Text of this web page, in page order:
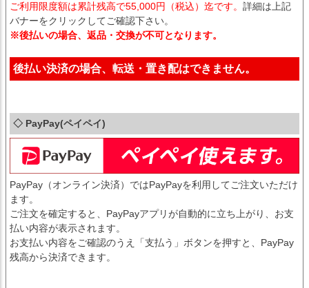
ご利用限度額は累計残高で55,000円（税込）迄です。 詳細は上記
バナーをクリックしてご確認下さい。
※後払いの場合、返品・交換が不可となります。
後払い決済の場合、転送・置き配はできません。
◇ PayPay(ペイペイ)
PayPay（オンライン決済）ではPayPayを利用してご注文いただけ
ます。
ご注文を確定すると、PayPayアプリが自動的に立ち上がり、お支
払い内容が表示されます。
お支払い内容をご確認のうえ「支払う」ボタンを押すと、PayPay
残高から決済できます。